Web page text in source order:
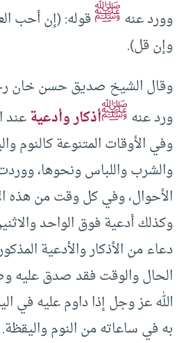
وورد عنهﷺقوله: (إن أحب
وإن قل).
وقال الشيخ صديق حسن خان
ورد عنهﷺأذكار وأدعيةعند
وفي الأوقات المتنوعة كالنوم
والشرب واللباس ونحوها،
الأحوال، وفي كل وقت من هذه
وكذلك أدعية فوق الواحد
دعاء من الأذكار والأدعية
الحال والوقت فقد صدق عليه
الله عز وجل إذا داوم عليه في
به في ساعاته من النوم واليقظة.